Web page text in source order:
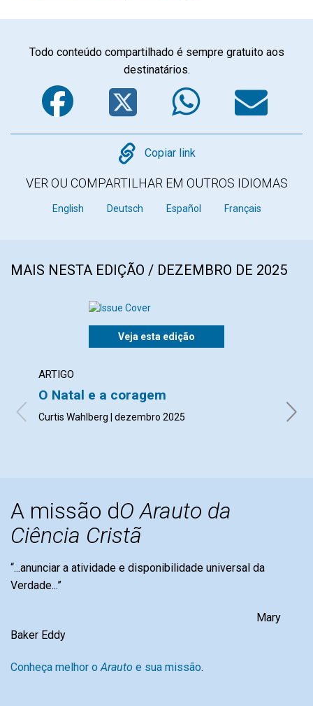
Todo conteúdo compartilhado é sempre gratuito aos
destinatários.
Facebook
Twitter
Copy
Copiar link
VER OU COMPARTILHAR EM OUTROS IDIOMAS
English Deutsch Español Français
MAIS NESTA EDIÇÃO / DEZEMBRO DE 2025
Veja esta edição
ARTIGO
O Natal e a coragem
Curtis Wahlberg | dezembro 2025
A missão dO Arauto da
Ciência Cristã
“...anunciar a atividade e disponibilidade universal da
Verdade...”
Mary
Baker Eddy
Conheça melhor o Arauto e sua missão.